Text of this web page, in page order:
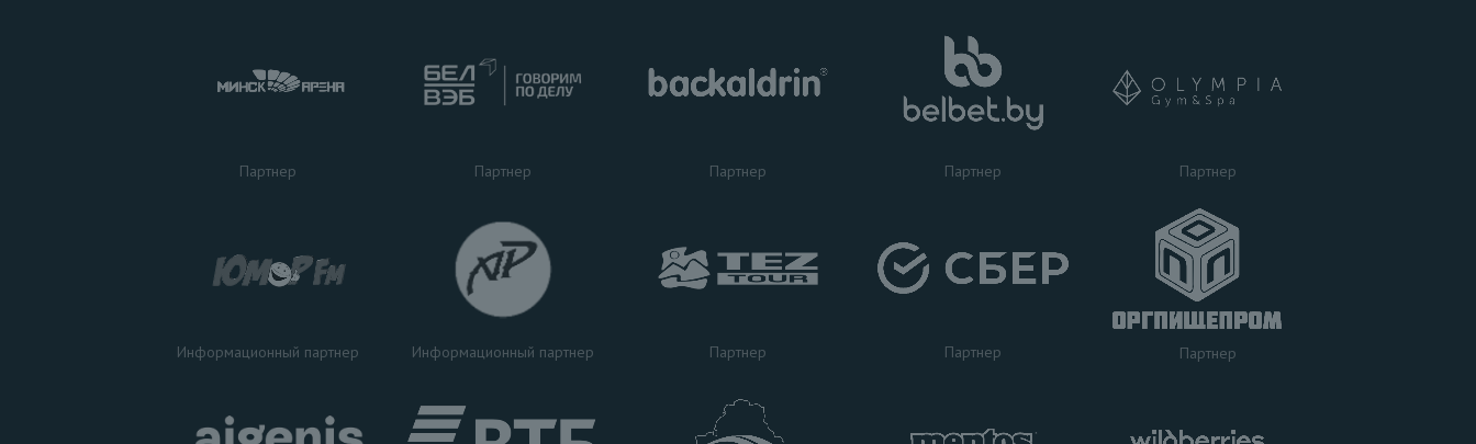
Партнер Партнер Партнер Партнер Партнер
Информационный партнер Информационный партнер Партнер Партнер Партнер